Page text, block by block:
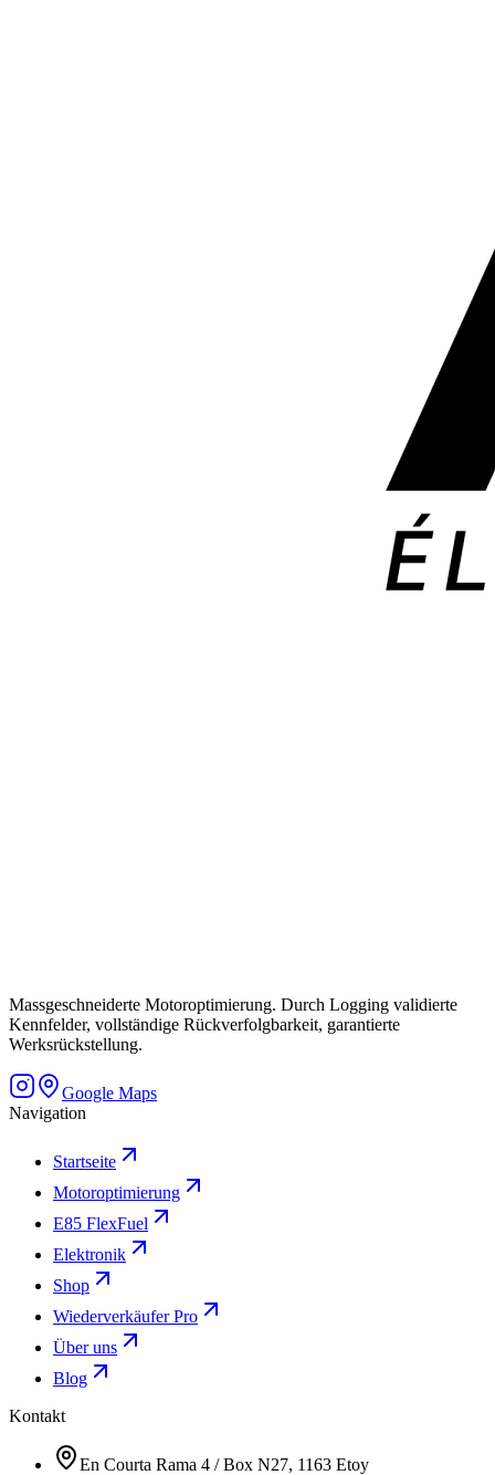
Massgeschneiderte Motoroptimierung. Durch Logging validierte
Werksrückstellung.
Startseite
Motoroptimierung
E85 FlexFuel
Elektronik
Shop
Wiederverkäufer Pro
Über uns
Blog
Kontakt